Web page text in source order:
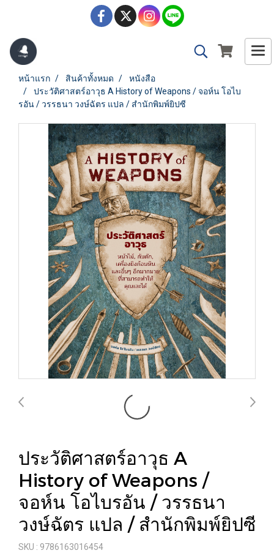
หน้าแรก สินค้าทั้งหมด
หนังสือ
ประวัติศาสตร์อาวุธ A History of Weapons / จอห์น โอไบ
รอัน / วรรธนา วงษ์ฉัตร แปล / สำนักพิมพ์ยิปซี
ประวัติศาสตร์อาวุธ A
History of Weapons /
จอห์น โอไบรอัน / วรรธนา
วงษ์ฉัตร แปล / สำนักพิมพ์ยิปซี
SKU : 9786163016454